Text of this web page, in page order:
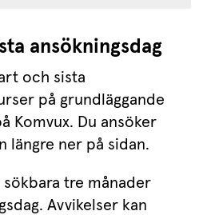
ansökningsdag
och sista
på grundläggande
Komvux. Du ansöker
längre ner på sidan.
tre månader
Avvikelser kan